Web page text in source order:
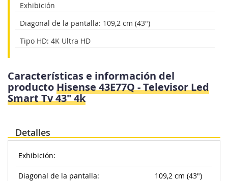
Exhibición
Diagonal de la pantalla: 109,2 cm (43")
Tipo HD: 4K Ultra HD
Características e información del
productoHisense 43E77Q - Televisor Led
Smart Tv 43" 4k
Detalles
Exhibición:
Diagonal de la pantalla: 109,2 cm (43")